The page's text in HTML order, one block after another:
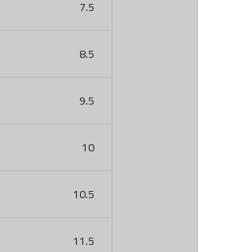
7.5
8.5
9.5
10
10.5
11.5